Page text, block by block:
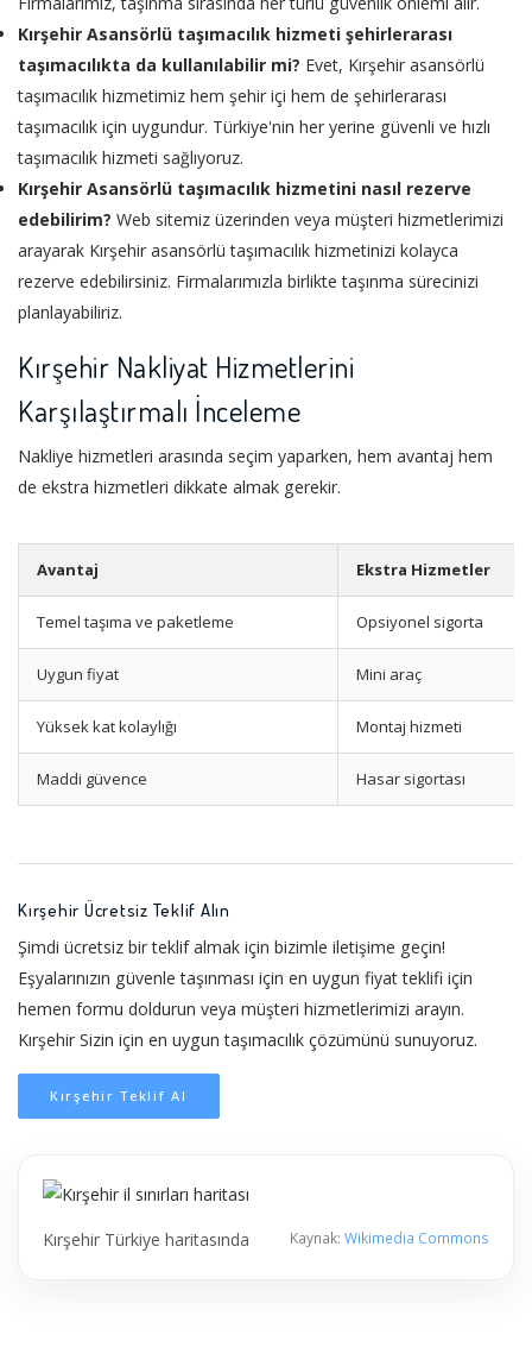
Kırşehir Asansörlü taşımacılık hizmeti şehirlerarası
taşımacılıkta da kullanılabilir mi? Evet, Kırşehir asansörlü
taşımacılık hizmetimiz hem şehir içi hem de şehirlerarası
taşımacılık için uygundur. Türkiye'nin her yerine güvenli ve hızlı
taşımacılık hizmeti sağlıyoruz.
Kırşehir Asansörlü taşımacılık hizmetini nasıl rezerve
edebilirim? Web sitemiz üzerinden veya müşteri hizmetlerimizi
arayarak Kırşehir asansörlü taşımacılık hizmetinizi kolayca
rezerve edebilirsiniz. Firmalarımızla birlikte taşınma sürecinizi
planlayabiliriz.
Kırşehir Nakliyat Hizmetlerini
Karşılaştırmalı İnceleme
Nakliye hizmetleri arasında seçim yaparken, hem avantaj hem
de ekstra hizmetleri dikkate almak gerekir.
Avantaj Ekstra Hizmetler
Temel taşıma ve paketleme Opsiyonel sigorta
Uygun fiyat Mini araç
Yüksek kat kolaylığı Montaj hizmeti
Maddi güvence Hasar sigortası
Kırşehir Ücretsiz Teklif Alın
Şimdi ücretsiz bir teklif almak için bizimle iletişime geçin!
Eşyalarınızın güvenle taşınması için en uygun fiyat teklifi için
hemen formu doldurun veya müşteri hizmetlerimizi arayın.
Kırşehir Sizin için en uygun taşımacılık çözümünü sunuyoruz.
Kırşehir Teklif Al
Kırşehir Türkiye haritasında Kaynak: Wikimedia Commons